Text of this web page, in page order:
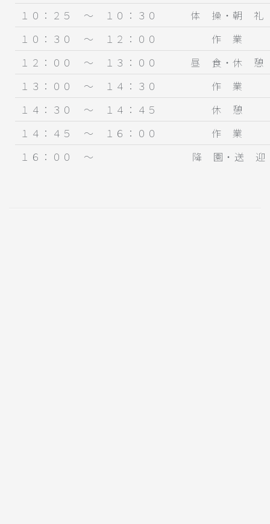
１０：２５ ～ １０：３０
体 操・朝 礼
１０：３０ ～ １２：００
作 業
１２：００ ～ １３：００
昼 食・休 憩
１３：００ ～ １４：３０
作 業
１４：３０ ～ １４：４５
休 憩
１４：４５ ～ １６：００
作 業
１６：００ ～
降 園・送 迎